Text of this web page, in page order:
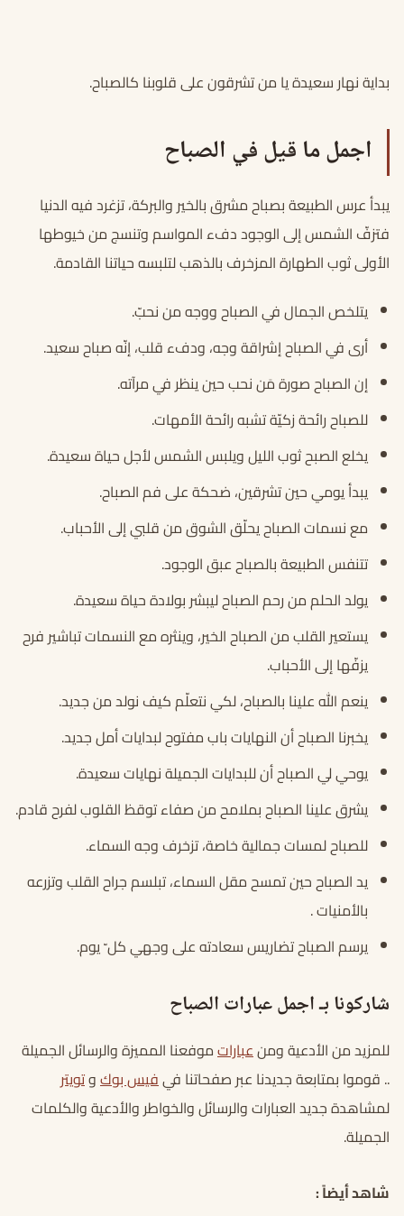
بداية نهار سعيدة يا من تشرقون على قلوبنا كالصباح.
اجمل ما قيل في الصباح
يبدأ عرس الطبيعة بصباح مشرق بالخير والبركة، تزغرد فيه الدنيا
فتزفّ الشمس إلى الوجود دفء المواسم وتنسج من خيوطها
الأولى ثوب الطهارة المزخرف بالذهب لتلبسه حياتنا القادمة.
يتلخص الجمال في الصباح ووجه من نحبّ.
أرى في الصباح إشراقة وجه، ودفء قلب، إنّه صباح سعيد.
إن الصباح صورة مَن نحب حين ينظر في مرآته.
للصباح رائحة زكيّة تشبه رائحة الأمهات.
يخلع الصبح ثوب الليل ويلبس الشمس لأجل حياة سعيدة.
يبدأ يومي حين تشرقين، ضحكة على فم الصباح.
مع نسمات الصباح يحلّق الشوق من قلبي إلى الأحباب.
تتنفس الطبيعة بالصباح عبق الوجود.
يولد الحلم من رحم الصباح ليبشر بولادة حياة سعيدة.
يستعير القلب من الصباح الخير، وينثره مع النسمات تباشير فرح
يزفّها إلى الأحباب.
ينعم الله علينا بالصباح، لكي نتعلّم كيف نولد من جديد.
يخبرنا الصباح أن النهايات باب مفتوح لبدايات أمل جديد.
يوحي لي الصباح أن للبدايات الجميلة نهايات سعيدة.
يشرق علينا الصباح بملامح من صفاء توقظ القلوب لفرح قادم.
للصباح لمسات جمالية خاصة، تزخرف وجه السماء.
يد الصباح حين تمسح مقل السماء، تبلسم جراح القلب وتزرعه
بالأمنيات .
يرسم الصباح تضاريس سعادته على وجهي كل ّ يوم.
شاركونا بـ اجمل عبارات الصباح
للمزيد من الأدعية ومنعباراتموفعنا المميزة والرسائل الجميلة
.. قوموا بمتابعة جديدنا عبر صفحاتنا فيفيس بوكوتويتر
لمشاهدة جديد العبارات والرسائل والخواطر والأدعية والكلمات
الجميلة.
شاهد أيضاً :